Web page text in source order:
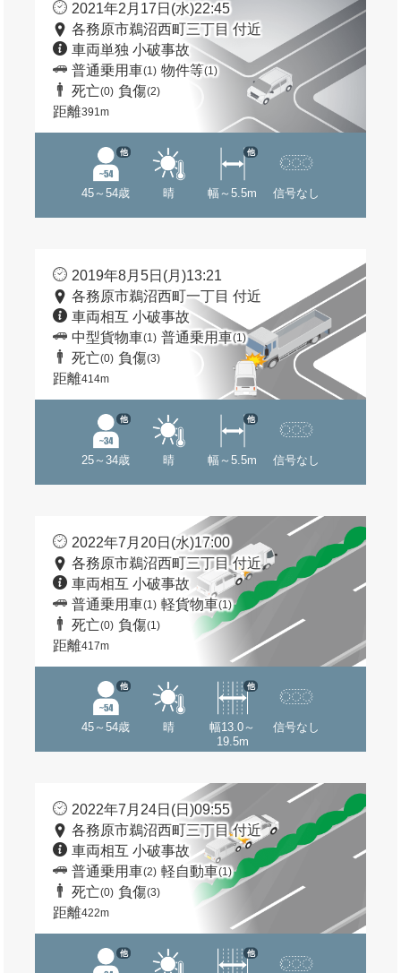
2021年2月17日(水)22:45
各務原市鵜沼西町三丁目 付近
車両単独 小破事故
普通乗用車(1) 物件等(1)
死亡(0) 負傷(2)
距離391m
45～54歳
他
晴 幅～5.5m
他
信号なし
2019年8月5日(月)13:21
各務原市鵜沼西町一丁目 付近
車両相互 小破事故
中型貨物車(1) 普通乗用車(1)
死亡(0) 負傷(3)
距離414m
25～34歳
他
晴 幅～5.5m
他
信号なし
2022年7月20日(水)17:00
各務原市鵜沼西町三丁目 付近
車両相互 小破事故
普通乗用車(1) 軽貨物車(1)
死亡(0) 負傷(1)
距離417m
45～54歳
他
晴
幅13.0～
19.5m
他
信号なし
2022年7月24日(日)09:55
各務原市鵜沼西町三丁目 付近
車両相互 小破事故
普通乗用車(2) 軽自動車(1)
死亡(0) 負傷(3)
距離422m
他 他